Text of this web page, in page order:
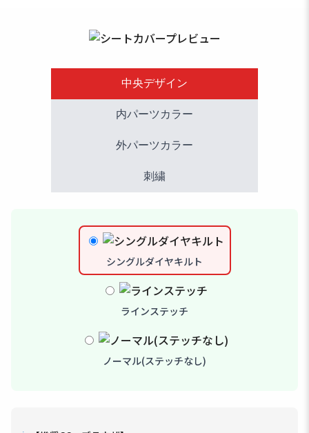
中央デザイン
内パーツカラー
外パーツカラー
刺繍
シングルダイヤキルト
ラインステッチ
ノーマル(ステッチなし)